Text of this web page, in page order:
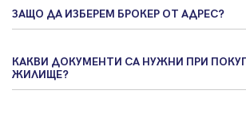
ЗАЩО ДА ИЗБЕРЕМ БРОКЕР ОТ АДРЕС?
КАКВИ ДОКУМЕНТИ СА НУЖНИ ПРИ
ЖИЛИЩЕ?